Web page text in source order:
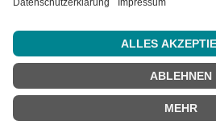
* Alle Preise inkl. gesetzl.
wenn nicht anders